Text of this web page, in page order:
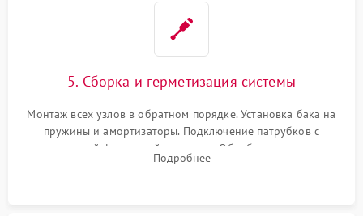
5. Сборка и герметизация системы
Монтаж всех узлов в обратном порядке. Установка бака на
пружины и амортизаторы. Подключение патрубков с
надежной фиксацией хомутами. Обработка стыков
герметиком для предотвращения возможных протечек воды.
Подробнее